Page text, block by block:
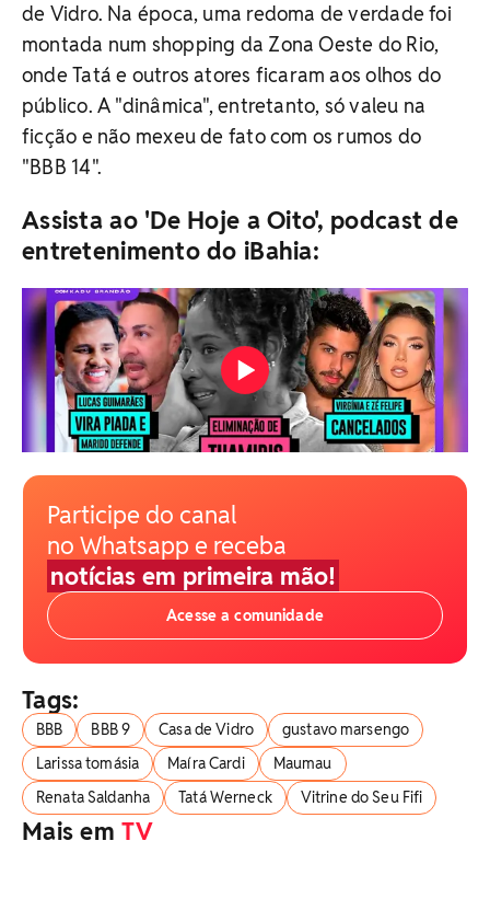
de Vidro. Na época, uma redoma de verdade foi
montada num shopping da Zona Oeste do Rio,
onde Tatá e outros atores ficaram aos olhos do
público. A "dinâmica", entretanto, só valeu na
ficção e não mexeu de fato com os rumos do
"BBB 14".
Assista ao 'De Hoje a Oito', podcast de
entretenimento do iBahia:
Participe do canal
no Whatsapp e receba
notícias em primeira mão!
Acesse a comunidade
Tags:
BBB BBB 9 Casa de Vidro
gustavo marsengo
Larissa tomásia
Maíra Cardi
Maumau
Renata Saldanha
Tatá Werneck Vitrine do Seu Fifi
Mais emTV